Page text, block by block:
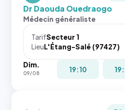
Dr Daouda Ouedraogo
Médecin généraliste
TarifSecteur 1
LieuL'Étang-Salé (97427)
Dim.
09/08 19:10
et un
rapport 1:1
juste à
toutes les
puisque la
{# 40×40